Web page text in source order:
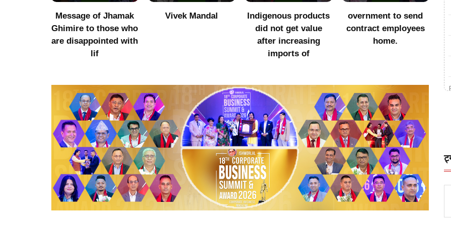
Vivek Mandal
Indigenous products
overnment to send
contract employees
home.
सातै प्रदेशमा एमालेसँगको
सहकार्य अन्त्य गर्ने